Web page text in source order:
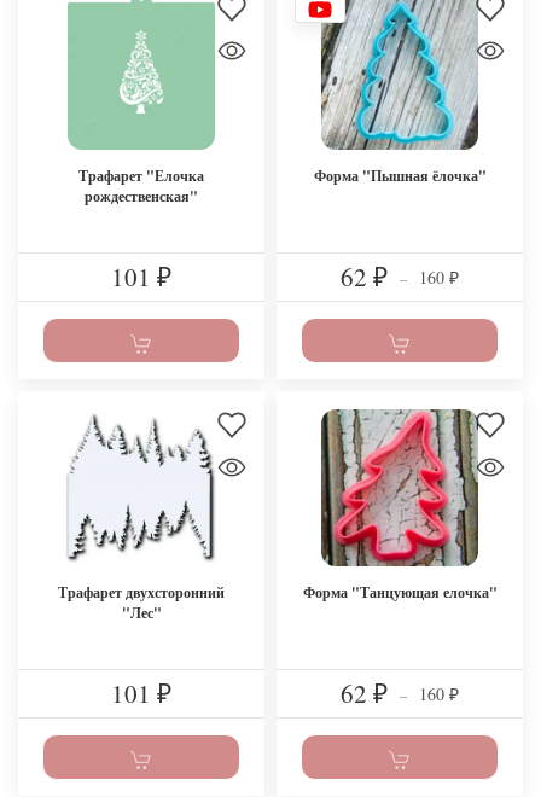
Трафарет "Елочка
рождественская"
101 ₽
Форма "Пышная ёлочка"
62 ₽ – 160 ₽
Трафарет двухсторонний
"Лес"
101 ₽
Форма "Танцующая елочка"
62 ₽ – 160 ₽